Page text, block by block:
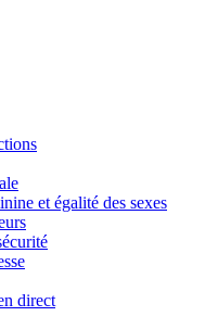
et égalité des sexes
direct